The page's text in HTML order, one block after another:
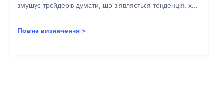
змушує трейдерів думати, що з’являється тенденція, х...
Повне визначення >